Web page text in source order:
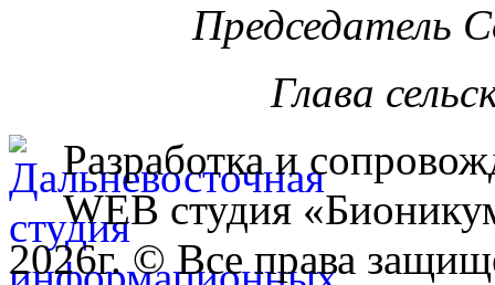
Председатель
Глава
Разработка и
WEB студия
2026г. © Все права